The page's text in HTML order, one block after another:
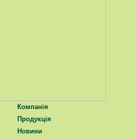
Компанія
Продукція
Новини